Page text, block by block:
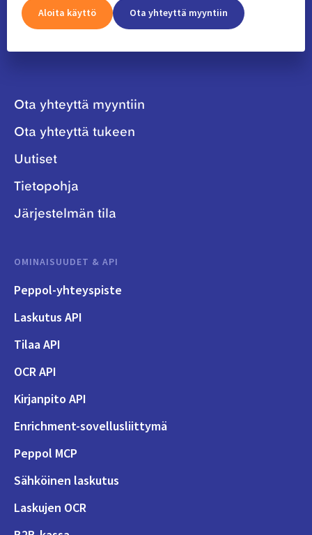
Aloita käyttö Ota yhteyttä myyntiin
Ota yhteyttä myyntiin
Ota yhteyttä tukeen
Uutiset
Tietopohja
Järjestelmän tila
OMINAISUUDET & API
Peppol-yhteyspiste
Laskutus API
Tilaa API
OCR API
Kirjanpito API
Enrichment-sovellusliittymä
Peppol MCP
Sähköinen laskutus
Laskujen OCR